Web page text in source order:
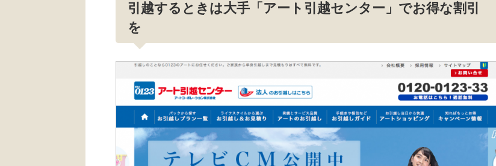
引越するときは大手「アート引越センター」でお得な割引
を